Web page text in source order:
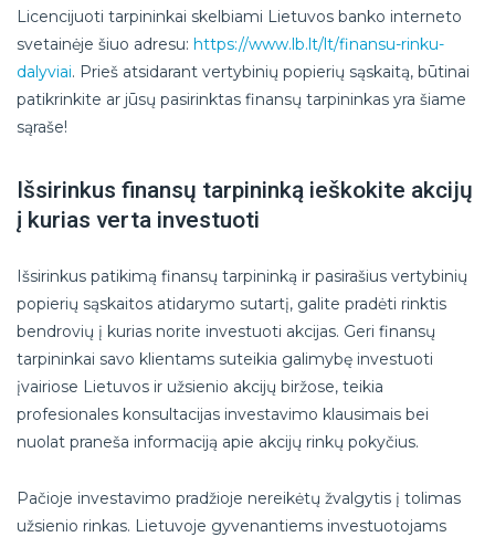
Licencijuoti tarpininkai skelbiami Lietuvos banko interneto
svetainėje šiuo adresu: https://www.lb.lt/lt/finansu-rinku-
dalyviai. Prieš atsidarant vertybinių popierių sąskaitą, būtinai
patikrinkite ar jūsų pasirinktas finansų tarpininkas yra šiame
sąraše!
Išsirinkus finansų tarpininką ieškokite akcijų
į kurias verta investuoti
Išsirinkus patikimą finansų tarpininką ir pasirašius vertybinių
popierių sąskaitos atidarymo sutartį, galite pradėti rinktis
bendrovių į kurias norite investuoti akcijas. Geri finansų
tarpininkai savo klientams suteikia galimybę investuoti
įvairiose Lietuvos ir užsienio akcijų biržose, teikia
profesionales konsultacijas investavimo klausimais bei
nuolat praneša informaciją apie akcijų rinkų pokyčius.
Pačioje investavimo pradžioje nereikėtų žvalgytis į tolimas
užsienio rinkas. Lietuvoje gyvenantiems investuotojams